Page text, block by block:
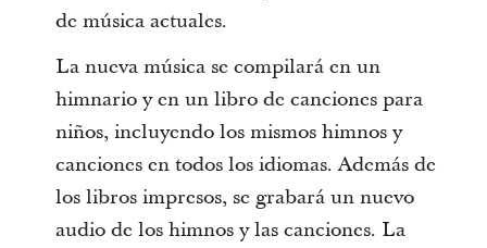
de música actuales.
La nueva música se compilará en un
himnario y en un libro de canciones para
niños, incluyendo los mismos himnos y
canciones en todos los idiomas. Además de
los libros impresos, se grabará un nuevo
audio de los himnos y las canciones. La